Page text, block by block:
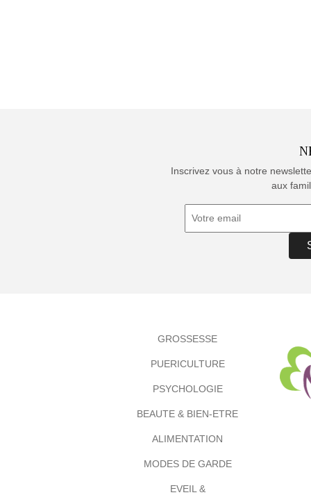
Inscrivez vous à notre
aux
GROSSESSE
PUERICULTURE
PSYCHOLOGIE
BEAUTE & BIEN-ETRE
ALIMENTATION
MODES DE GARDE
EVEIL &